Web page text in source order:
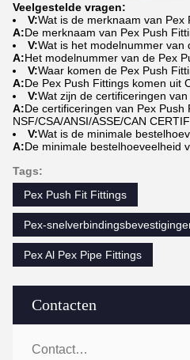
Contacten
Contacten:
Veelgestelde vragen:
V:Wat is de merknaam van Pex
A:De merknaam van Pex Push
V:Wat is het modelnummer van
A:Het modelnummer van de Pex
V:Waar komen de Pex Push
A:De Pex Push Fittings komen uit
V:Wat zijn de certificeringen
A:De certificeringen van Pex Push
NSF/CSA/ANSI/ASSE/CAN
V:Wat is de minimale
A:De minimale bestelhoeveelheid
Tags:
Pex Push Fit Fittings
Pex-
Pex Al Pex Pipe Fittings